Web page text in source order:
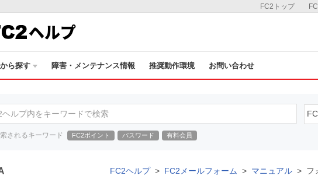
FC2トップ
ヘルプ
ら探す 障害・メンテナンス情報 推奨動作環境 お問い合わせ
されるキーワード FC2ポイント パスワード 有料会員
FC2ヘルプ FC2メールフォーム マニュアル フ